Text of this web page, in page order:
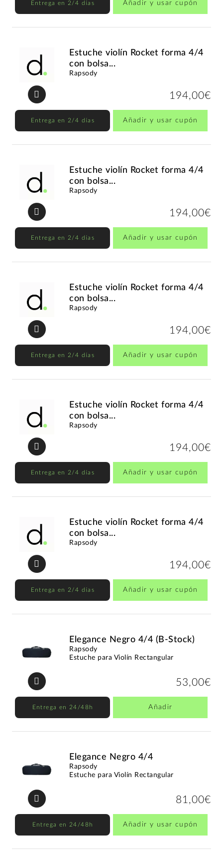
Entrega en 2/4 días Añadir y usar cupón
Estuche violín Rocket forma 4/4
con bolsa...
Rapsody
194,00€
Entrega en 2/4 días Añadir y usar cupón
Estuche violín Rocket forma 4/4
con bolsa...
Rapsody
194,00€
Entrega en 2/4 días Añadir y usar cupón
Estuche violín Rocket forma 4/4
con bolsa...
Rapsody
194,00€
Entrega en 2/4 días Añadir y usar cupón
Estuche violín Rocket forma 4/4
con bolsa...
Rapsody
194,00€
Entrega en 2/4 días Añadir y usar cupón
Estuche violín Rocket forma 4/4
con bolsa...
Rapsody
194,00€
Entrega en 2/4 días Añadir y usar cupón
Elegance Negro 4/4 (B-Stock)
Rapsody
Estuche para Violín Rectangular
53,00€
Entrega en 24/48h Añadir
Elegance Negro 4/4
Rapsody
Estuche para Violín Rectangular
81,00€
Entrega en 24/48h Añadir y usar cupón